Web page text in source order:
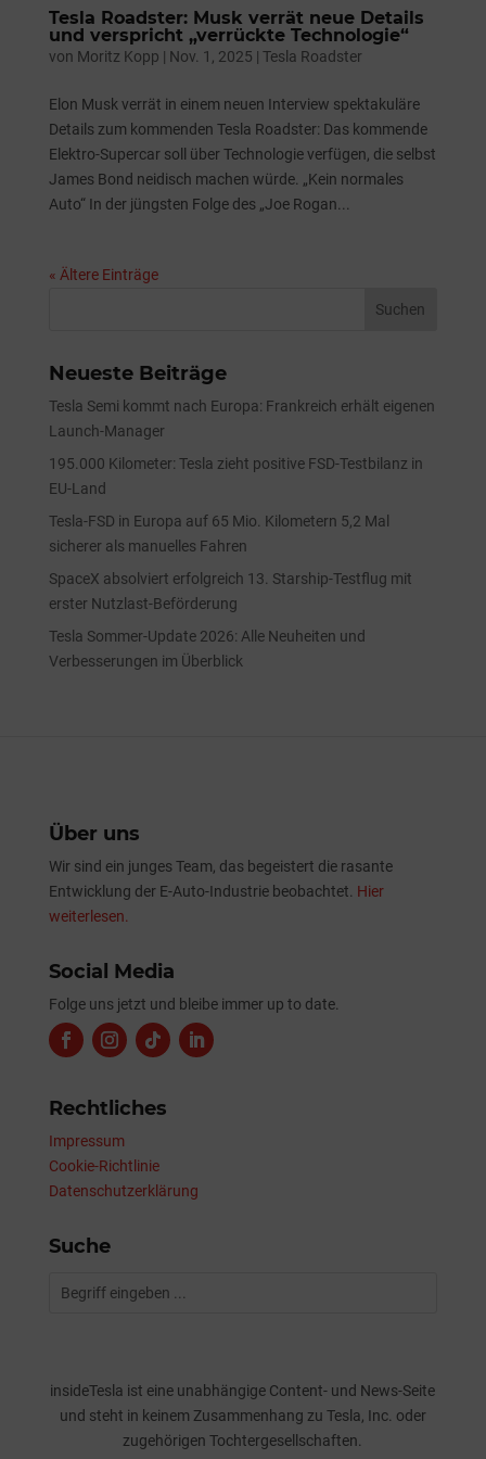
Tesla Roadster: Musk verrät neue Details
und verspricht „verrückte Technologie“
von Moritz Kopp | Nov. 1, 2025 | Tesla Roadster
Elon Musk verrät in einem neuen Interview spektakuläre
Details zum kommenden Tesla Roadster: Das kommende
Elektro-Supercar soll über Technologie verfügen, die selbst
James Bond neidisch machen würde. „Kein normales
Auto“ In der jüngsten Folge des „Joe Rogan...
« Ältere Einträge
Neueste Beiträge
Tesla Semi kommt nach Europa: Frankreich erhält eigenen
Launch-Manager
195.000 Kilometer: Tesla zieht positive FSD-Testbilanz in
EU-Land
Tesla-FSD in Europa auf 65 Mio. Kilometern 5,2 Mal
sicherer als manuelles Fahren
SpaceX absolviert erfolgreich 13. Starship-Testflug mit
erster Nutzlast-Beförderung
Tesla Sommer-Update 2026: Alle Neuheiten und
Verbesserungen im Überblick
Über uns
Wir sind ein junges Team, das begeistert die rasante
Entwicklung der E-Auto-Industrie beobachtet. Hier
weiterlesen.
Social Media
Folge uns jetzt und bleibe immer up to date.
Rechtliches
Impressum
Cookie-Richtlinie
Datenschutzerklärung
Suche
insideTesla ist eine unabhängige Content- und News-Seite
und steht in keinem Zusammenhang zu Tesla, Inc. oder
zugehörigen Tochtergesellschaften.